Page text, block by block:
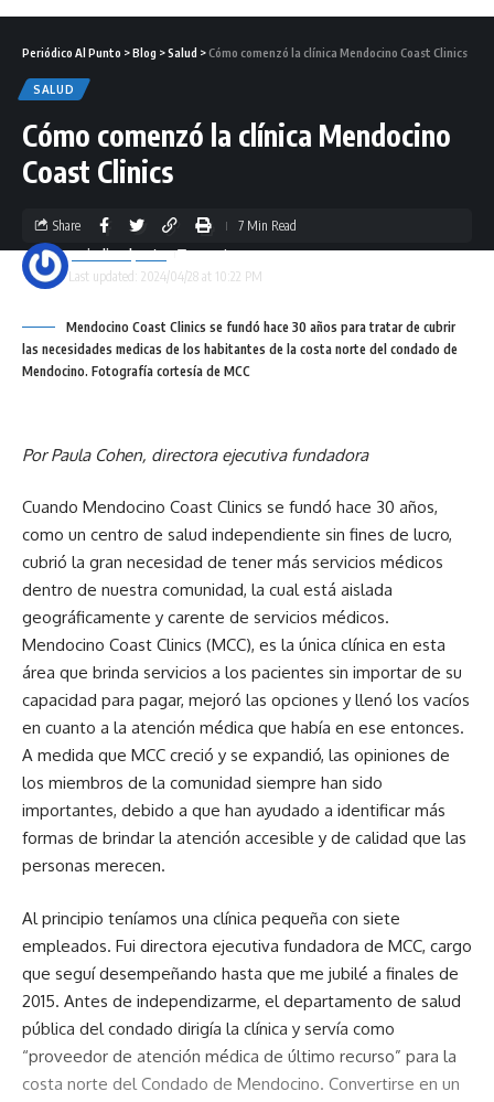
Periódico Al Punto >Blog >Salud >Cómo comenzó la clínica Mendocino Coast Clinics
SALUD
Cómo comenzó la clínica Mendocino
Coast Clinics
Last updated: 2024/04/28 at 10:22 PM
periodicoalpunto
Share 7 Min Read
Mendocino Coast Clinics se fundó hace 30 años para tratar de cubrir
las necesidades medicas de los habitantes de la costa norte del condado de
Mendocino. Fotografía cortesía de MCC
Por Paula Cohen, directora ejecutiva fundadora
Cuando Mendocino Coast Clinics se fundó hace 30 años,
como un centro de salud independiente sin fines de lucro,
cubrió la gran necesidad de tener más servicios médicos
dentro de nuestra comunidad, la cual está aislada
geográficamente y carente de servicios médicos.
Mendocino Coast Clinics (MCC), es la única clínica en esta
área que brinda servicios a los pacientes sin importar de su
capacidad para pagar, mejoró las opciones y llenó los vacíos
en cuanto a la atención médica que había en ese entonces.
A medida que MCC creció y se expandió, las opiniones de
los miembros de la comunidad siempre han sido
importantes, debido a que han ayudado a identificar más
formas de brindar la atención accesible y de calidad que las
personas merecen.
Al principio teníamos una clínica pequeña con siete
empleados. Fui directora ejecutiva fundadora de MCC, cargo
que seguí desempeñando hasta que me jubilé a finales de
2015. Antes de independizarme, el departamento de salud
pública del condado dirigía la clínica y servía como
“proveedor de atención médica de último recurso” para la
costa norte del Condado de Mendocino. Convertirse en un